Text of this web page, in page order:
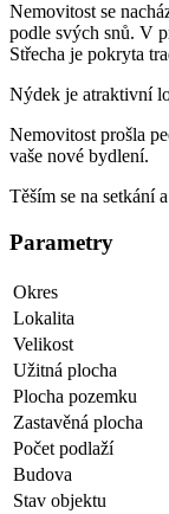
Nemovitost se
podle svých snů. V
Střecha je pokryta
Nýdek je atraktivní
Nemovitost prošla
vaše nové bydlení.
Těším se na setkání
Parametry
Okres
Lokalita
Velikost
Užitná plocha
Plocha pozemku
Zastavěná plocha
Počet podlaží
Budova
Stav objektu